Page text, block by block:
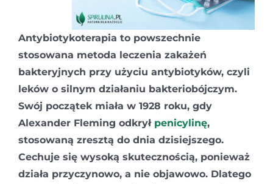
Antybiotykoterapia to powszechnie
stosowana metoda leczenia zakażeń
bakteryjnych przy użyciu antybiotyków, czyli
leków o silnym działaniu bakteriobójczym.
Swój początek miała w 1928 roku, gdy
Alexander Fleming odkrył penicylinę,
stosowaną zresztą do dnia dzisiejszego.
Cechuje się wysoką skutecznością, ponieważ
działa przyczynowo, a nie objawowo. Dlatego